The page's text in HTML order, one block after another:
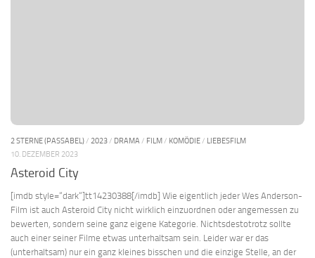
2 STERNE (PASSABEL)/ 2023/ DRAMA / FILM/ KOMÖDIE/ LIEBESFILM
10. DEZEMBER 2023
Asteroid City
[imdb style=“dark“]tt14230388[/imdb] Wie eigentlich jeder Wes Anderson-
Film ist auch Asteroid City nicht wirklich einzuordnen oder angemessen zu
bewerten, sondern seine ganz eigene Kategorie. Nichtsdestotrotz sollte
auch einer seiner Filme etwas unterhaltsam sein. Leider war er das
(unterhaltsam) nur ein ganz kleines bisschen und die einzige Stelle, an der